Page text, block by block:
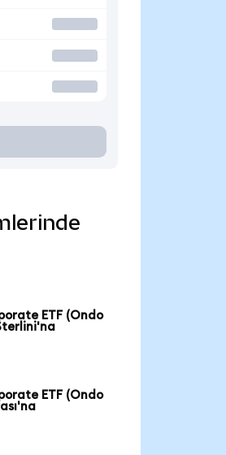
ETF (Ondo
ETF (Ondo